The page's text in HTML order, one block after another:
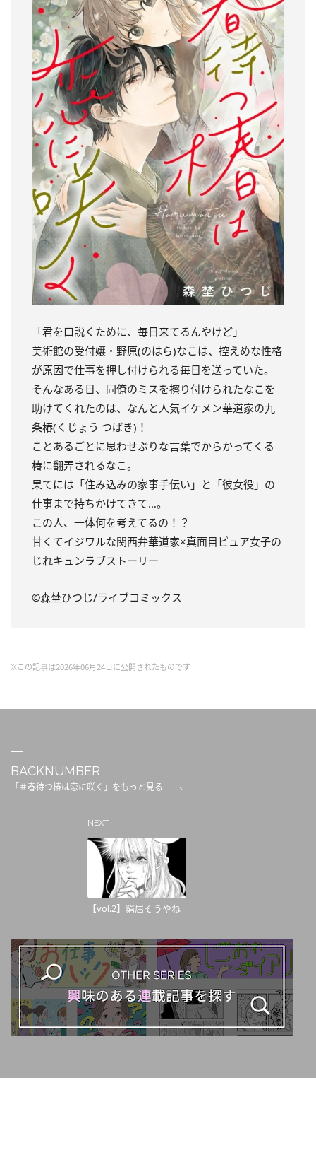
「君を口説くために、毎日来てるんやけど」
美術館の受付嬢・野原(のはら)なこは、控えめな性格
が原因で仕事を押し付けられる毎日を送っていた。
そんなある日、同僚のミスを擦り付けられたなこを
助けてくれたのは、なんと人気イケメン華道家の九
条椿(くじょう つばき)！
ことあるごとに思わせぶりな言葉でからかってくる
椿に翻弄されるなこ。
果てには「住み込みの家事手伝い」と「彼女役」の
仕事まで持ちかけてきて…。
この人、一体何を考えてるの！？
甘くてイジワルな関西弁華道家×真面目ピュア女子の
じれキュンラブストーリー
©森埜ひつじ/ライブコミックス
※この記事は2026年06月24日に公開されたものです
BACKNUMBER
「＃春待つ椿は恋に咲く」をもっと見る
NEXT
【vol.2】窮屈そうやね